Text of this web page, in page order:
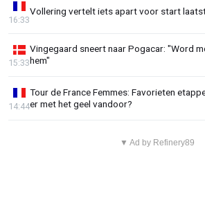
Vollering vertelt iets apart voor start
16:33
Vingegaard sneert naar Pogacar: "Word
hem"
15:33
Tour de France Femmes: Favorieten
er met het geel vandoor?
14:44
▼ Ad by Refinery89